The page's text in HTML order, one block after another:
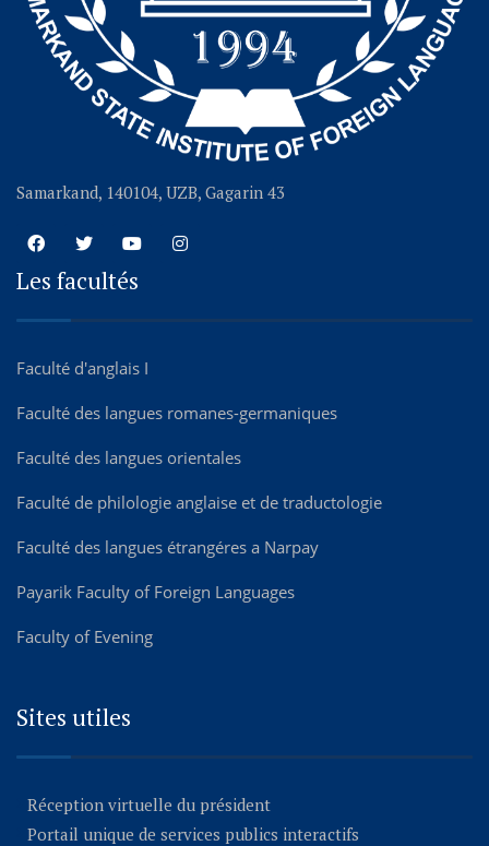
Samarkand, 140104, UZB, Gagarin 43
Les facultés
Faculté d'anglais I
Faculté des langues romanes-germaniques
Faculté des langues orientales
Faculté de philologie anglaise et de traductologie
Faculté des langues étrangéres а Narpay
Payarik Faculty of Foreign Languages
Faculty of Evening
Sites utiles
Réception virtuelle du président
Portail unique de services publics interactifs